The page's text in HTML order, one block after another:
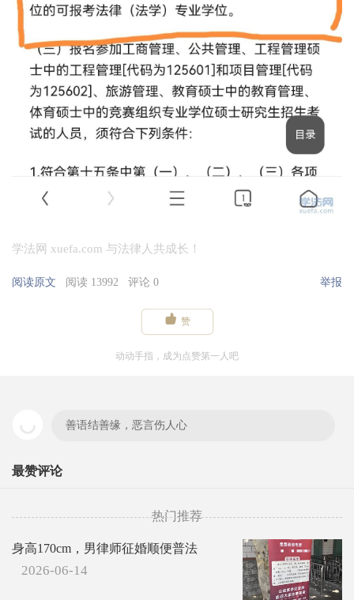
学法网 xuefa.com 与法律人共成长！
阅读原文 阅读 13992 评论 0 举报
 赞
动动手指，成为点赞第一人吧
善语结善缘，恶言伤人心
最赞评论
热门推荐
身高170cm，男律师征婚顺便普法
2026-06-14